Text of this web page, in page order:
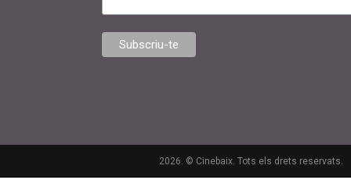
2026. © Cinebaix. Tots els drets reservats.